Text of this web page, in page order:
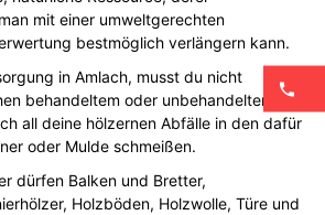
mit einer umweltgerechten
bestmöglich verlängern kann.
in Amlach, musst du nicht
behandeltem oder unbehandeltem
all deine hölzernen Abfälle in den dafür
oder Mulde schmeißen.
dürfen Balken und Bretter,
Holzböden, Holzwolle, Türe und